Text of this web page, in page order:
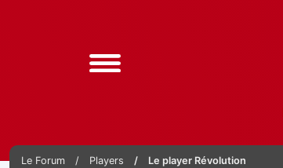
Le Forum Players Le player Révolution